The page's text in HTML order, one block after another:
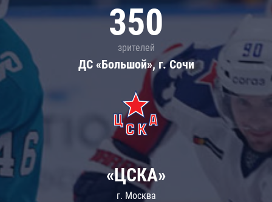
350
зрителей
ДС «Большой», г. Сочи
«ЦСКА»
г. Москва